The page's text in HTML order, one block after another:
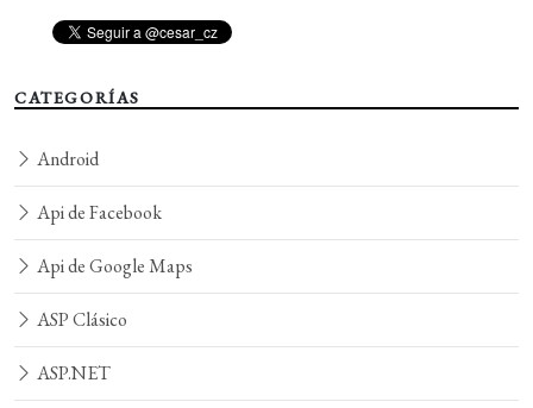
CATEGORÍAS
Android
Api de Facebook
Api de Google Maps
ASP Clásico
ASP.NET